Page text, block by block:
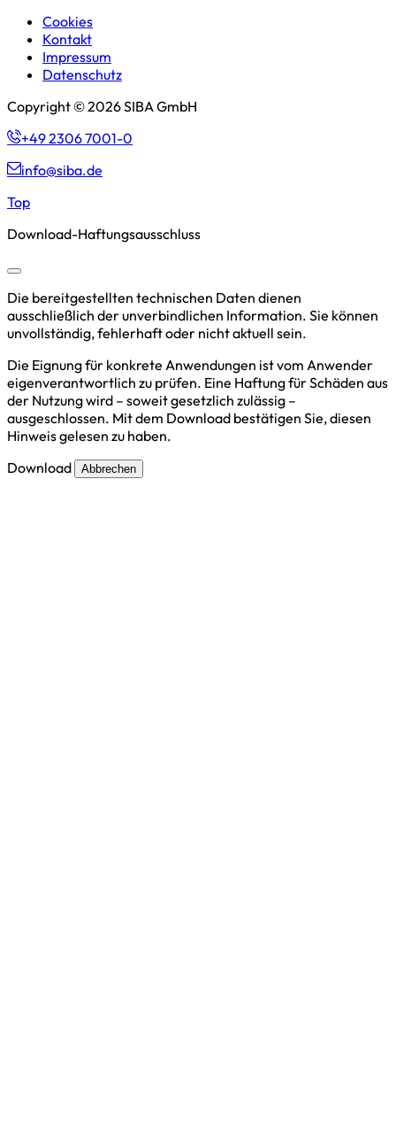
Cookies
Kontakt
Impressum
Datenschutz
Copyright © 2026 SIBA GmbH
+49 2306 7001-0
info@siba.de
Top
Download-Haftungsausschluss
Die bereitgestellten technischen Daten dienen
ausschließlich der unverbindlichen Information. Sie können
unvollständig, fehlerhaft oder nicht aktuell sein.
Die Eignung für konkrete Anwendungen ist vom Anwender
eigenverantwortlich zu prüfen. Eine Haftung für Schäden aus
der Nutzung wird – soweit gesetzlich zulässig –
ausgeschlossen. Mit dem Download bestätigen Sie, diesen
Hinweis gelesen zu haben.
Download
Abbrechen